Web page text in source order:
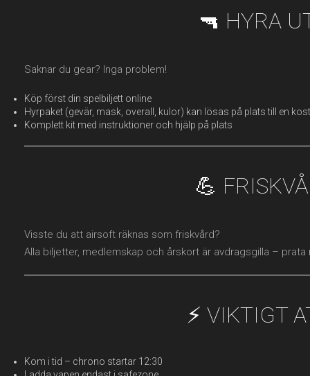
🔫 HYRA
Saknar du gear? Inga problem!
Köp först din spelbiljett online
Hyrpaket (gevär, mask, overall, kulor) kan lösas på plats till en
Komplett kit med instruktioner och hjälp på plats
💪
Visste du att airsoft räknas som friskvård?
Alla biljetter, medlemskap och årskort är avdragsgilla –
⚡ VIKTIGT
Kom i tid – chrono startar 12:30